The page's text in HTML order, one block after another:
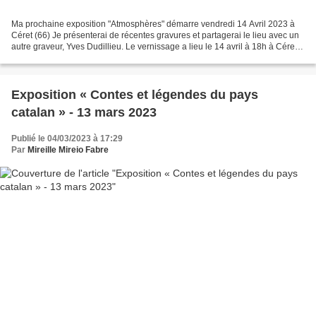
Ma prochaine exposition "Atmosphères" démarre vendredi 14 Avril 2023 à
Céret (66) Je présenterai de récentes gravures et partagerai le lieu avec un
autre graveur, Yves Dudillieu. Le vernissage a lieu le 14 avril à 18h à Céret
Exposition « Contes et légendes du pays
catalan » - 13 mars 2023
Publié le 04/03/2023 à 17:29
Par Mireille Mireio Fabre